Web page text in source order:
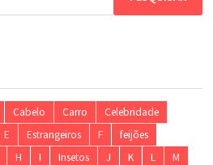
Cabelo Carro
Celebridade
E Estrangeiros F
feijões
H I Insetos J K L
M